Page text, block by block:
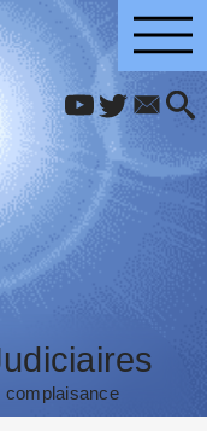
complaisance